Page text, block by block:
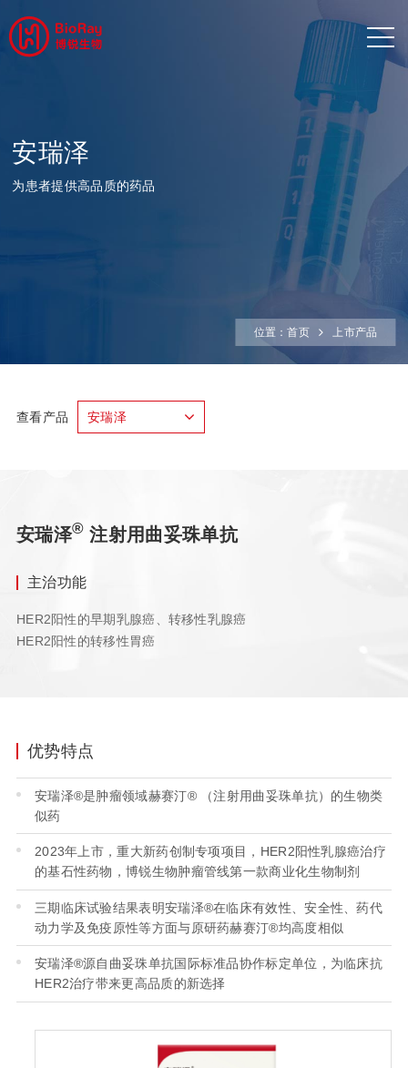
安瑞泽
为患者提供高品质的药品
位置：首页 上市产品
查看产品 安瑞泽
安瑞泽® 注射用曲妥珠单抗
主治功能
HER2阳性的早期乳腺癌、转移性乳腺癌
HER2阳性的转移性胃癌
优势特点
安瑞泽®是肿瘤领域赫赛汀® （注射用曲妥珠单抗）的生物类
似药
2023年上市，重大新药创制专项项目，HER2阳性乳腺癌治疗
的基石性药物，博锐生物肿瘤管线第一款商业化生物制剂
三期临床试验结果表明安瑞泽®在临床有效性、安全性、药代
动力学及免疫原性等方面与原研药赫赛汀®均高度相似
安瑞泽®源自曲妥珠单抗国际标准品协作标定单位，为临床抗
HER2治疗带来更高品质的新选择